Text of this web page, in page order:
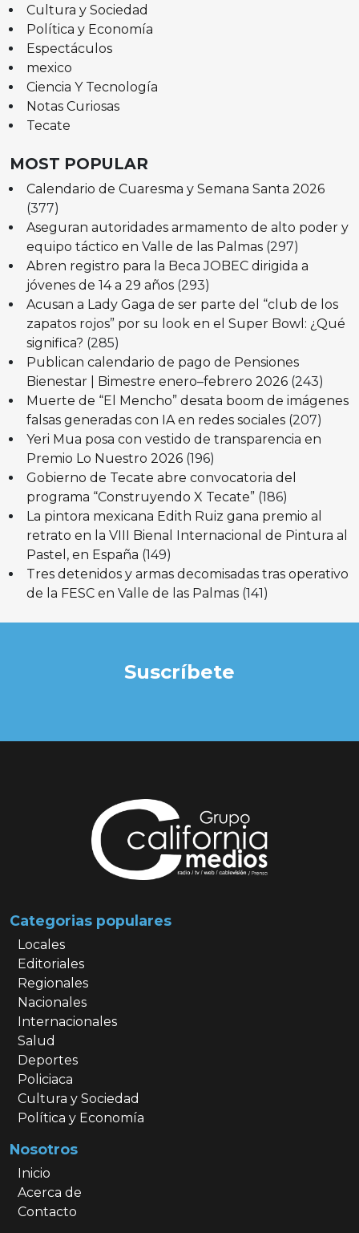
Cultura y Sociedad
Política y Economía
Espectáculos
mexico
Ciencia Y Tecnología
Notas Curiosas
Tecate
MOST POPULAR
Calendario de Cuaresma y Semana Santa 2026
(377)
Aseguran autoridades armamento de alto poder y
equipo táctico en Valle de las Palmas (297)
Abren registro para la Beca JOBEC dirigida a
jóvenes de 14 a 29 años (293)
Acusan a Lady Gaga de ser parte del “club de los
zapatos rojos” por su look en el Super Bowl: ¿Qué
significa? (285)
Publican calendario de pago de Pensiones
Bienestar | Bimestre enero–febrero 2026 (243)
Muerte de “El Mencho” desata boom de imágenes
falsas generadas con IA en redes sociales (207)
Yeri Mua posa con vestido de transparencia en
Premio Lo Nuestro 2026 (196)
Gobierno de Tecate abre convocatoria del
programa “Construyendo X Tecate” (186)
La pintora mexicana Edith Ruiz gana premio al
retrato en la VIII Bienal Internacional de Pintura al
Pastel, en España (149)
Tres detenidos y armas decomisadas tras operativo
de la FESC en Valle de las Palmas (141)
Suscríbete
Categorias populares
Locales
Editoriales
Regionales
Nacionales
Internacionales
Salud
Deportes
Policiaca
Cultura y Sociedad
Política y Economía
Nosotros
Inicio
Acerca de
Contacto